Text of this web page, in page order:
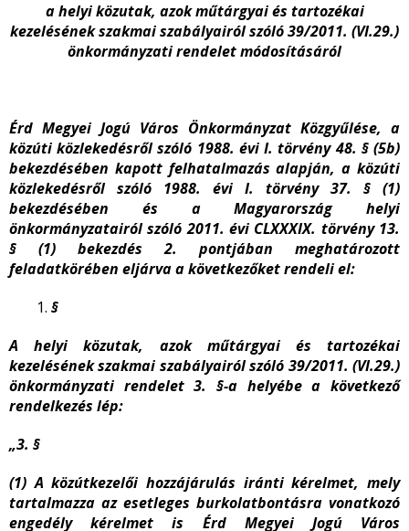
a helyi közutak, azok műtárgyai és tartozékai
kezelésének szakmai szabályairól szóló 39/2011. (VI.29.)
önkormányzati rendelet módosításáról
Érd Megyei Jogú Város Önkormányzat Közgyűlése, a
közúti közlekedésről szóló 1988. évi I. törvény 48. § (5b)
bekezdésében kapott felhatalmazás alapján, a közúti
közlekedésről szóló 1988. évi I. törvény 37. § (1)
bekezdésében és a Magyarország helyi
önkormányzatairól szóló 2011. évi CLXXXIX. törvény 13.
§ (1) bekezdés 2. pontjában meghatározott
feladatkörében eljárva a következőket rendeli el:
§
A helyi közutak, azok műtárgyai és tartozékai
kezelésének szakmai szabályairól szóló 39/2011. (VI.29.)
önkormányzati rendelet 3. §-a helyébe a következő
rendelkezés lép:
„3. §
(1) A közútkezelői hozzájárulás iránti kérelmet, mely
tartalmazza az esetleges burkolatbontásra vonatkozó
engedély kérelmet is Érd Megyei Jogú Város